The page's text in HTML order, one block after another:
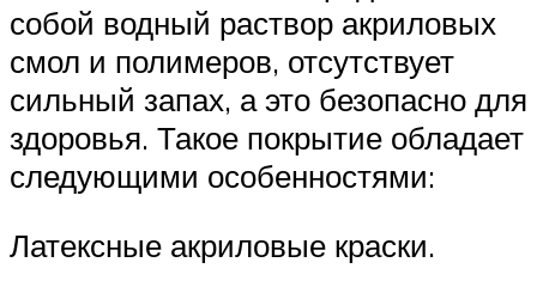
собой водный раствор акриловых
смол и полимеров, отсутствует
сильный запах, а это безопасно для
здоровья. Такое покрытие обладает
следующими особенностями:
Латексные акриловые краски.